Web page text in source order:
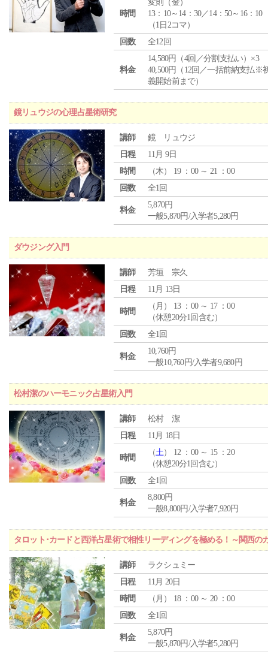
時間
変則（金）
13：10～14：30／14：50～16：10
（1日2コマ）
回数
全12回
料金
14,580円（4回／分割支払い）×3
40,500円（12回／一括前納支払※
義開始前まで）
鏡リュウジの心理占星術研究
講師
鏡 リュウジ
日程
11月 9日
時間
（木） 19 ：00 ～ 21 ：00
回数
全1回
料金
5,870円
一般5,870円/入学者5,280円
ダウジング入門
講師
芳垣 宗久
日程
11月 13日
時間
（ 月 ） 13 ：00 ～ 17 ：00
（休憩20分1回含む）
回数
全1回
料金
10,760円
一般10,760円/入学者9,680円
松村潔のハーモニック占星術入門
講師
松村 潔
日程
11月 18日
時間
（土） 12 ：00 ～ 15 ：20
（休憩20分1回含む）
回数
全1回
料金
8,800円
一般8,800円/入学者7,920円
タロット･カードと西洋占星術で相性リーディングを極める！～関西の
講師
ラクシュミー
日程
11月 20日
時間
（ 月 ） 18 ：00 ～ 20 ：00
回数
全1回
料金
5,870円
一般5,870円/入学者5,280円